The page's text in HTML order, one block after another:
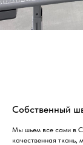
Собственный
Мы шьем все сами в
качественная ткань,